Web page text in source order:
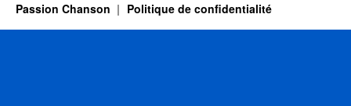
Passion Chanson Politique de confidentialité